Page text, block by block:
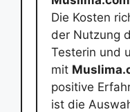
Die Kosten
der Nutzung
Testerin und
mit
positive
ist die